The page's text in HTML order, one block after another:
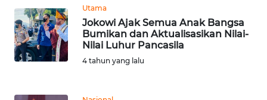
Utama
Jokowi Ajak Semua Anak Bangsa
Bumikan dan Aktualisasikan Nilai-
Nilai Luhur Pancasila
4 tahun yang lalu
WN
KEPRI